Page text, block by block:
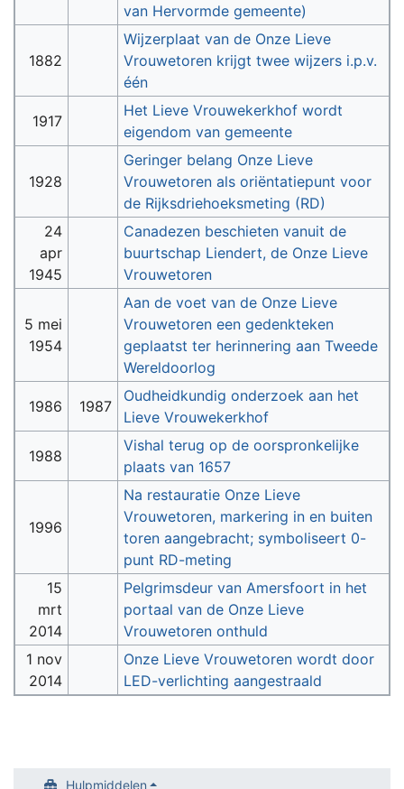
van Hervormde gemeente)
1882
Wijzerplaat van de Onze Lieve
Vrouwetoren krijgt twee wijzers i.p.v.
één
1917
Het Lieve Vrouwekerkhof wordt
eigendom van gemeente
1928
Geringer belang Onze Lieve
Vrouwetoren als oriëntatiepunt voor
de Rijksdriehoeksmeting (RD)
24
apr
1945
Canadezen beschieten vanuit de
buurtschap Liendert, de Onze Lieve
Vrouwetoren
5 mei
1954
Aan de voet van de Onze Lieve
Vrouwetoren een gedenkteken
geplaatst ter herinnering aan Tweede
Wereldoorlog
1986 1987
Oudheidkundig onderzoek aan het
Lieve Vrouwekerkhof
1988
Vishal terug op de oorspronkelijke
plaats van 1657
1996
Na restauratie Onze Lieve
Vrouwetoren, markering in en buiten
toren aangebracht; symboliseert 0-
punt RD-meting
15
mrt
2014
Pelgrimsdeur van Amersfoort in het
portaal van de Onze Lieve
Vrouwetoren onthuld
1 nov
2014
Onze Lieve Vrouwetoren wordt door
LED-verlichting aangestraald
Hulpmiddelen